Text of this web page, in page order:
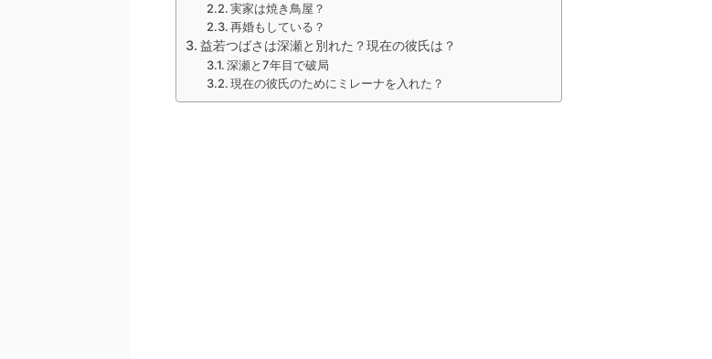
実家は焼き鳥屋？
再婚もしている？
益若つばさは深瀬と別れた？現在の彼氏は？
深瀬と7年目で破局
現在の彼氏のためにミレーナを入れた？